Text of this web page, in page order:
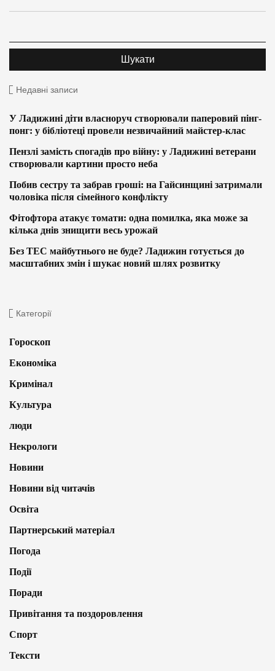
Недавні записи
У Ладижині діти власноруч створювали паперовий пінг-
понг: у бібліотеці провели незвичайний майстер-клас
Пензлі замість спогадів про війну: у Ладижині ветерани
створювали картини просто неба
Побив сестру та забрав гроші: на Гайсинщині затримали
чоловіка після сімейного конфлікту
Фітофтора атакує томати: одна помилка, яка може за
кілька днів знищити весь урожай
Без ТЕС майбутнього не буде? Ладижин готується до
масштабних змін і шукає новий шлях розвитку
Категорії
Гороскоп
Економіка
Кримінал
Культура
люди
Некрологи
Новини
Новини від читачів
Освіта
Партнерський матеріал
Погода
Події
Поради
Привітання та поздоровлення
Спорт
Тексти